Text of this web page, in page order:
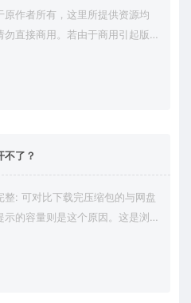
作者所有，这里所提供资源均
勿直接商用。若由于商用引起版
不了？
整: 可对比下载完压缩包的与网盘
示的容量则是这个原因。这是浏